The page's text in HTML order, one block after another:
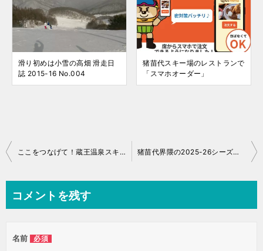
滑り初めは小雪の高畑 滑走日
誌 2015-16 No.004
猪苗代スキー場のレストランで
「スマホオーダー」
投
ビ
ー
ここをつなげて！蔵王温泉スキー場への要望です 猪苗代界隈の2025-26シーズンのホットな話題（猪苗代スキー場・箕輪スキー場）
コメントを残す
名前 必須